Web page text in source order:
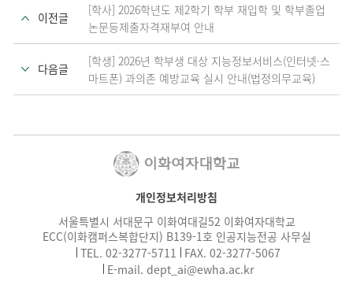
이전글
[학사] 2026학년도 제2학기 학부 재입학 및 학부졸업
논문등제출자격재부여 안내
다음글
[학생] 2026년 학부생 대상 지능정보서비스(인터넷·스
마트폰) 과의존 예방교육 실시 안내(법정의무교육)
개인정보처리방침
서울특별시 서대문구 이화여대길52 이화여자대학교
ECC(이화캠퍼스복합단지) B139-1호 인공지능전공 사무실
TEL. 02-3277-5711 FAX. 02-3277-5067
E-mail. dept_ ai@ewha.ac.kr